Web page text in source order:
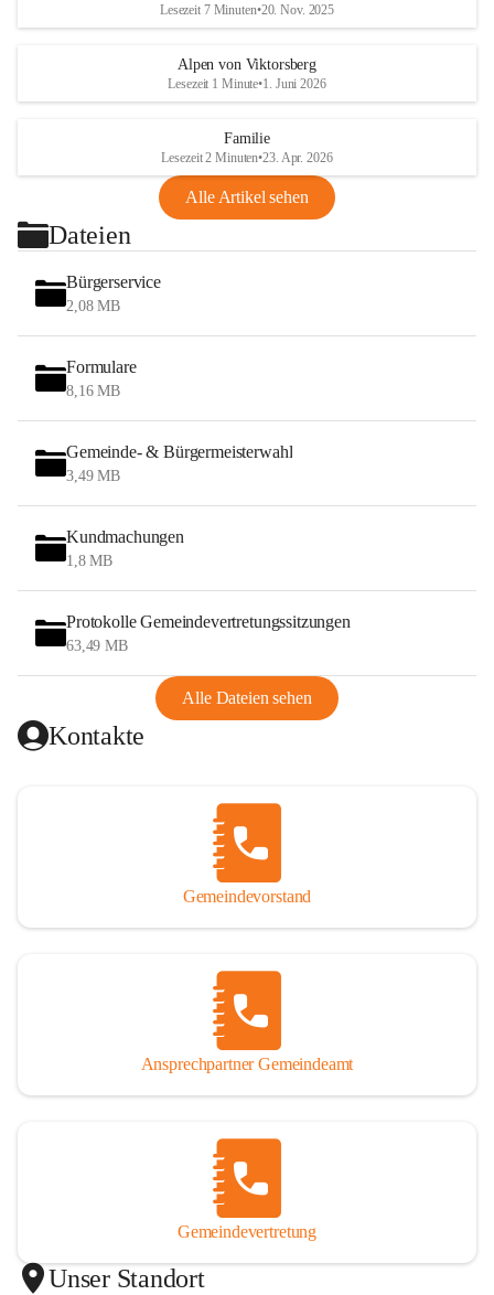
Lesezeit 7 Minuten•20. Nov. 2025
Alpen von Viktorsberg
Lesezeit 1 Minute•1. Juni 2026
Familie
Lesezeit 2 Minuten•23. Apr. 2026
Alle Artikel sehen
Dateien
Bürgerservice
2,08 MB
Formulare
8,16 MB
Gemeinde- & Bürgermeisterwahl
3,49 MB
Kundmachungen
1,8 MB
Protokolle Gemeindevertretungssitzungen
63,49 MB
Alle Dateien sehen
Kontakte
Gemeindevorstand
Ansprechpartner Gemeindeamt
Gemeindevertretung
Unser Standort